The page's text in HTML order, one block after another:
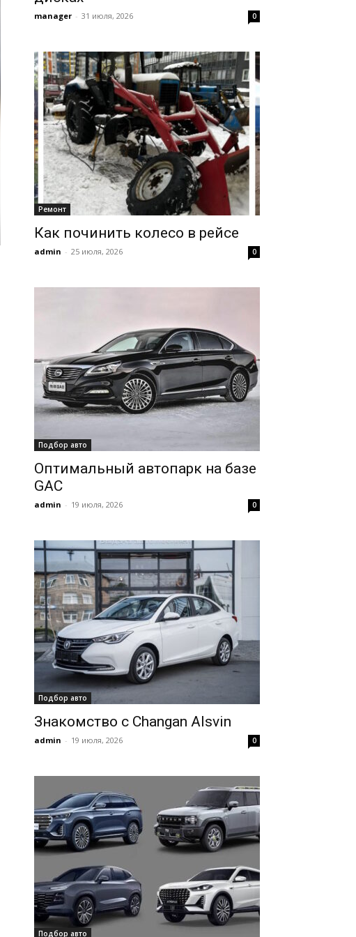
manager - 31 июля, 2026 0
Ремонт
Как починить колесо в рейсе
admin - 25 июля, 2026 0
Подбор авто
Оптимальный автопарк на базе
GAC
admin - 19 июля, 2026 0
Подбор авто
Знакомство с Changan Alsvin
admin - 19 июля, 2026 0
Подбор авто